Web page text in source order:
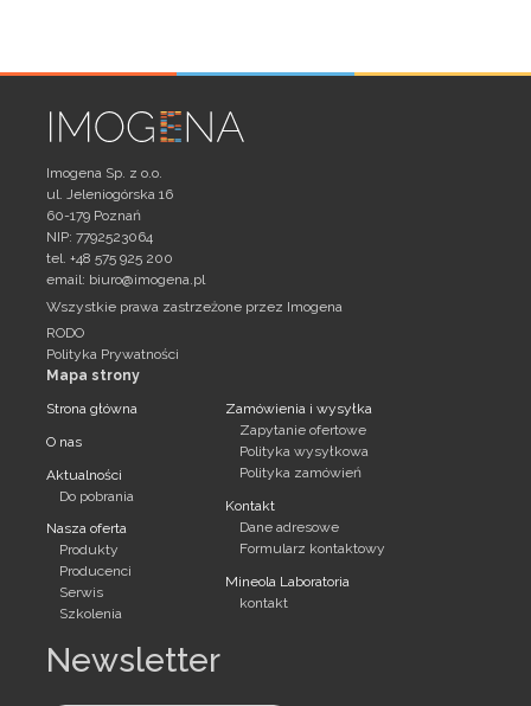
Imogena Sp. z o.o.
ul. Jeleniogórska 16
60-179 Poznań
NIP: 7792523064
tel. +48 575 925 200
email: biuro@imogena.pl
Wszystkie prawa zastrzeżone przez Imogena
RODO
Polityka Prywatności
Mapa strony
Strona główna
O nas
Aktualności
Do pobrania
Nasza oferta
Produkty
Producenci
Serwis
Szkolenia
Zamówienia i wysyłka
Zapytanie ofertowe
Polityka wysyłkowa
Polityka zamówień
Kontakt
Dane adresowe
Formularz kontaktowy
Mineola Laboratoria
kontakt
Newsletter